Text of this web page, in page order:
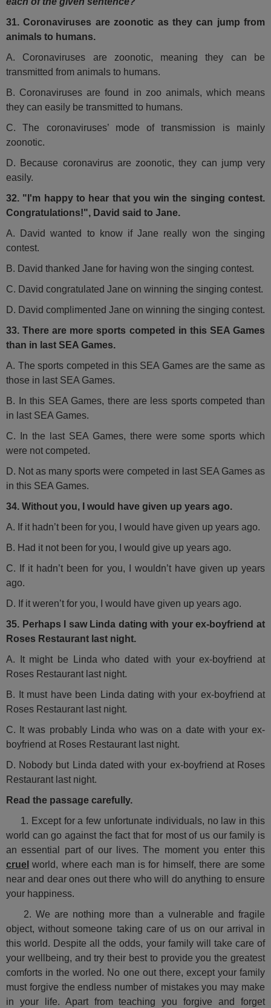
31. Coronaviruses are zoonotic as they can jump from
animals to humans.
A. Coronaviruses are zoonotic, meaning they can be
transmitted from animals to humans.
B. Coronaviruses are found in zoo animals, which means
they can easily be transmitted to humans.
C. The coronaviruses’ mode of transmission is mainly
zoonotic.
D. Because coronavirus are zoonotic, they can jump very
easily.
32. "I'm happy to hear that you win the singing contest.
Congratulations!", David said to Jane.
A. David wanted to know if Jane really won the singing
contest.
B. David thanked Jane for having won the singing contest.
C. David congratulated Jane on winning the singing contest.
D. David complimented Jane on winning the singing contest.
33. There are more sports competed in this SEA Games
than in last SEA Games.
A. The sports competed in this SEA Games are the same as
those in last SEA Games.
B. In this SEA Games, there are less sports competed than
in last SEA Games.
C. In the last SEA Games, there were some sports which
were not competed.
D. Not as many sports were competed in last SEA Games as
in this SEA Games.
34. Without you, I would have given up years ago.
A. If it hadn’t been for you, I would have given up years ago.
B. Had it not been for you, I would give up years ago.
C. If it hadn’t been for you, I wouldn’t have given up years
ago.
D. If it weren’t for you, I would have given up years ago.
35. Perhaps I saw Linda dating with your ex-boyfriend at
Roses Restaurant last night.
A. It might be Linda who dated with your ex-boyfriend at
Roses Restaurant last night.
B. It must have been Linda dating with your ex-boyfriend at
Roses Restaurant last night.
C. It was probably Linda who was on a date with your ex-
boyfriend at Roses Restaurant last night.
D. Nobody but Linda dated with your ex-boyfriend at Roses
Restaurant last night.
Read the passage carefully.
1. Except for a few unfortunate individuals, no law in this
world can go against the fact that for most of us our family is
an essential part of our lives. The moment you enter this
cruel world, where each man is for himself, there are some
near and dear ones out there who will do anything to ensure
your happiness.
2. We are nothing more than a vulnerable and fragile
object, without someone taking care of us on our arrival in
this world. Despite all the odds, your family will take care of
your wellbeing, and try their best to provide you the greatest
comforts in the worled. No one out there, except your family
must forgive the endless number of mistakes you may make
in your life. Apart from teaching you forgive and forget